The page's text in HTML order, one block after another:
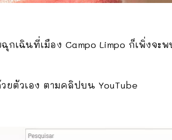
กเฉินที่เมือง Campo Limpo ก็เพิ่งจ
ตัวเอง ตามคลิปบน YouTube